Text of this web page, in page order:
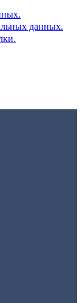
данных.